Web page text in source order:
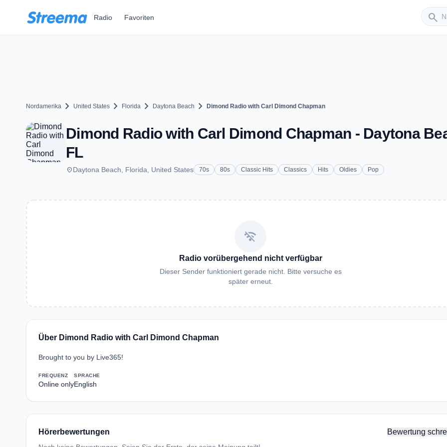
Radio Favoriten search
Nordamerika chevron_right United States chevron_right Florida chevron_right Daytona Beach chevron_right Dimond Radio with Carl Dimond Chapman
Dimond Radio with Carl Dimond Chapman - Daytona
FL
placeDaytona Beach, Florida, United States 70s 80s Classic Hits Classics Hits Oldies Pop
wifi_off
Radio vorübergehend nicht verfügbar
Dieser Sender funktioniert gerade nicht. Bitte versuche es
später erneut.
Über Dimond Radio with Carl Dimond Chapman
Brought to you by Live365!
FREQUENZ
Online only
SPRACHE
English
Hörerbewertungen Bewertung